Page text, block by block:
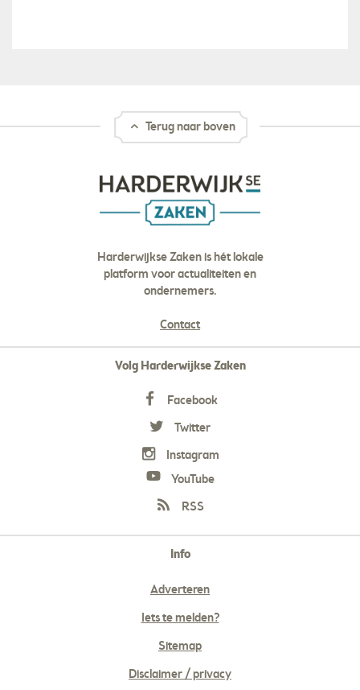
Terug naar boven
Harderwijkse Zaken is hét lokale
platform voor actualiteiten en
ondernemers.
Contact
Volg Harderwijkse Zaken
Facebook
Twitter
Instagram
YouTube
RSS
Info
Adverteren
Iets te melden?
Sitemap
Disclaimer / privacy